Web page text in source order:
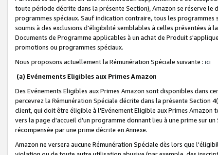
toute période décrite dans la présente Section), Amazon se réserve
programmes spéciaux. Sauf indication contraire, tous les
soumis à des exclusions d'éligibilité semblables à celles présentées à
Documents de Programme applicables à un achat de Produit
promotions ou programmes spéciaux.
Nous proposons actuellement la Rémunération Spéciale suivante : ici
(a) Evénements Eligibles aux Primes Amazon
Des Evénements Eligibles aux Primes Amazon sont disponibles dans
percevrez la Rémunération Spéciale décrite dans la présente Section
client, qui doit être éligible à l'Evénement Eligible aux Primes Amazon
vers la page d'accueil d'un programme donnant lieu à une prime sur
récompensée par une prime décrite en Annexe.
Amazon ne versera aucune Rémunération Spéciale dès lors que